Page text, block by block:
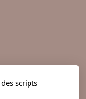
scripts